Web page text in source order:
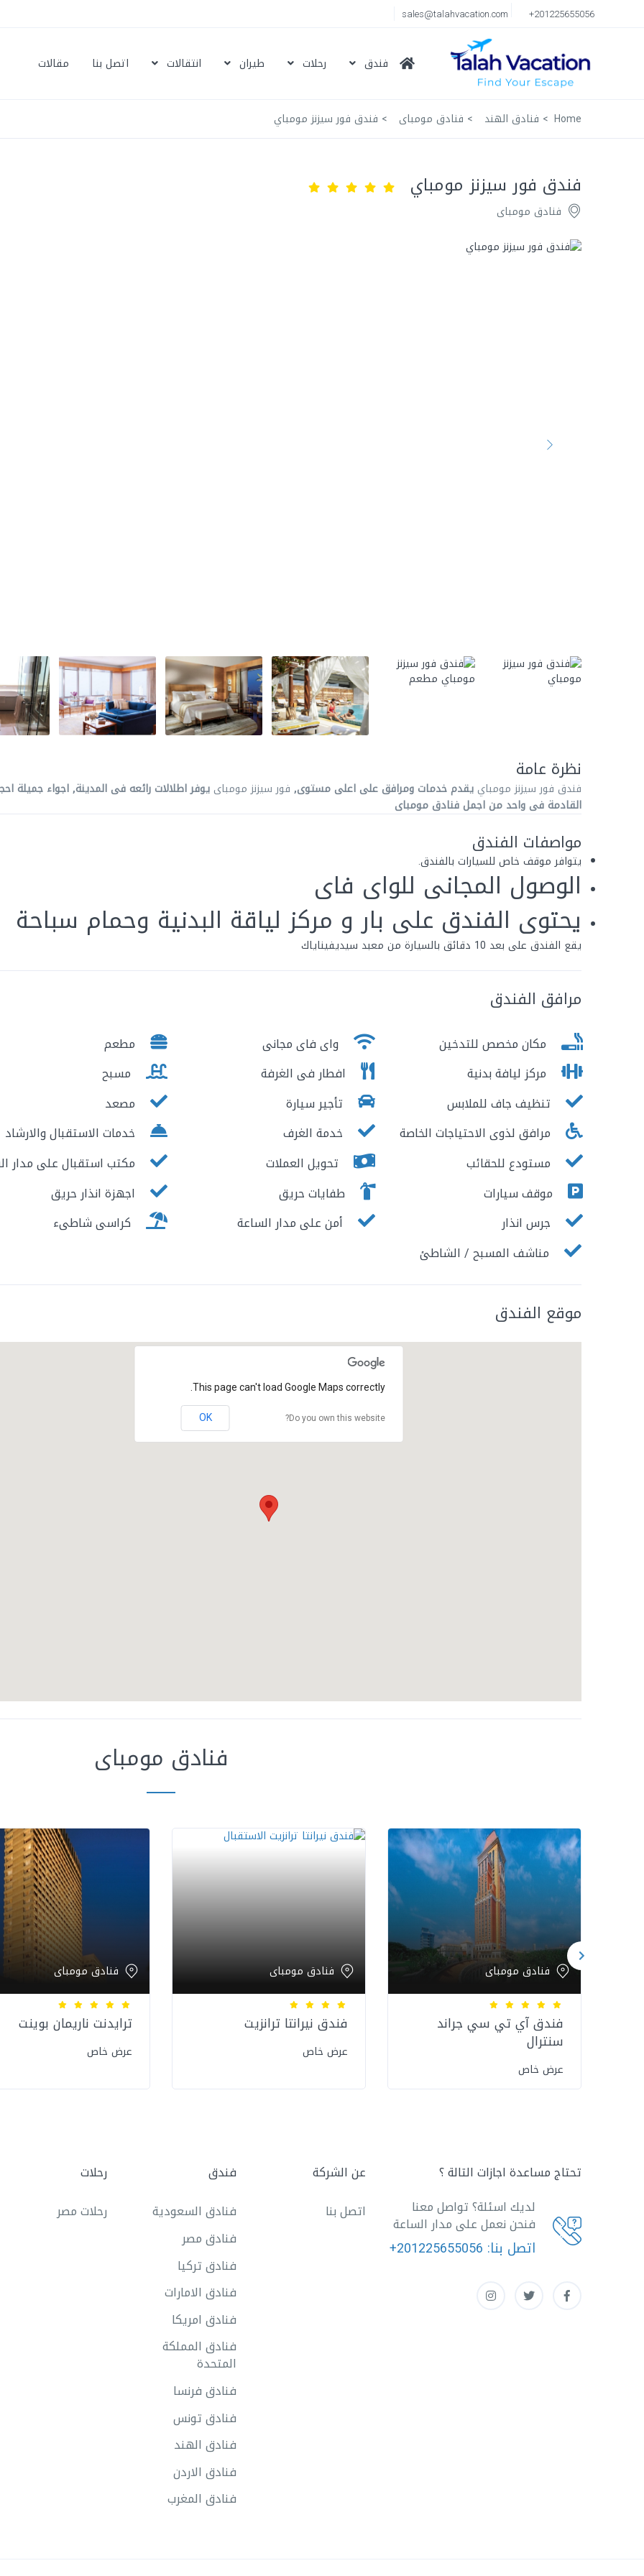
+201225655056
sales@talahvacation.com
فندق رحلات طيران انتقالات اتصل بنا مقالات
Home فنادق الهند فنادق مومباى فندق فور سيزنز مومباي
فندق فور سيزنز مومباي
فنادق مومباى
نظرة عامة
فندق فور سيزنز مومباييقدم خدمات ومرافق على اعلى مستوى, فور سيزنز مومباىيوفر اطلالات رائعه فى المدينة, اجواء جميلة
القادمة فى واحد من اجمل فنادق مومباى
مواصفات الفندق
يتوافر موقف خاص للسيارات بالفندق.
الوصول المجانى للواى فاى
يحتوى الفندق على بار و مركز لياقة البدنية وحمام سباحة
يقع الفندق على بعد 10 دقائق بالسيارة من معبد سيديفيناياك
مرافق الفندق
مكان مخصص للتدخين واى فاى مجانى
مطعم
مركز ليافة بدنية
افطار فى الغرفة
مسبح
تنظيف جاف للملابس
تأجير سيارة
مصعد
مرافق لذوى الاحتياجات الخاصة
خدمة الغرف
خدمات الاستقبال والارشاد
مستودع للحقائب
تحويل العملات
مكتب استقبال على مدار
موقف سيارات
طفايات حريق
اجهزة انذار حريق
جرس انذار
أمن على مدار الساعة
كراسى شاطىء
مناشف المسبح / الشاطئ
موقع الفندق
This page can't load Google Maps correctly.
Do you own this website?
OK
فنادق مومباى
فنادق مومباى
فندق آي تي سي جراند
سنترال
عرض خاص
فنادق مومباى
فندق نيرانتا ترانزيت
عرض خاص
فنادق مومباى
ترايدنت ناريمان بوينت
عرض خاص
تحتاج مساعدة اجازات التالة ؟
لديك اسئلة؟ تواصل معنا
فنحن نعمل على مدار الساعة
اتصل بنا: +201225655056
عن الشركة
اتصل بنا
فندق
فنادق السعودية
فنادق مصر
فنادق تركيا
فنادق الامارات
فنادق امريكا
فنادق المملكة
المتحدة
فنادق فرنسا
فنادق تونس
فنادق الهند
فنادق الاردن
فنادق المغرب
رحلات
رحلات مصر